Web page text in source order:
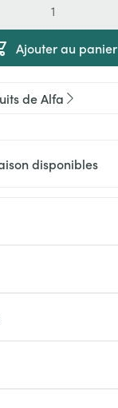
Ajouter au panier
de Alfa
disponibles